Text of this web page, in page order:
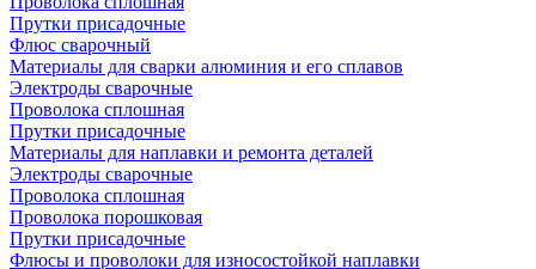
Прутки присадочные
Флюс сварочный
Материалы для сварки алюминия и его сплавов
Электроды сварочные
Проволока сплошная
Прутки присадочные
Материалы для наплавки и ремонта деталей
Электроды сварочные
Проволока сплошная
Проволока порошковая
Прутки присадочные
Флюсы и проволоки для износостойкой наплавки